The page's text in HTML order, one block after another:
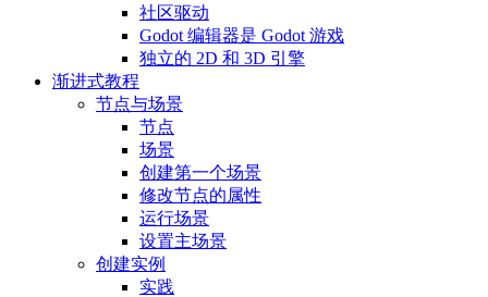
社区驱动
Godot 编辑器是 Godot 游戏
独立的 2D 和 3D 引擎
渐进式教程
节点与场景
节点
场景
创建第一个场景
修改节点的属性
运行场景
设置主场景
创建实例
实践